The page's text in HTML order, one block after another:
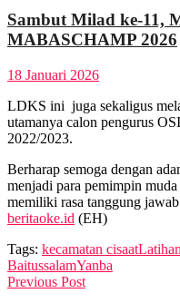
Sambut Milad ke-11,
MABASCHAMP 2026
18 Januari 2026
LDKS ini juga sekaligus
utamanya calon pengurus
2022/2023.
Berharap semoga dengan
menjadi para pemimpin
memiliki rasa tanggung
beritaoke.id (EH)
Tags: kecamatan cisaat
BaitussalamYanba
Previous Post